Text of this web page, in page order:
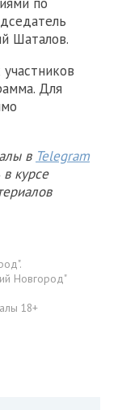
Шаталов.
Для
в Telegram
курсе
Новгород"
18+